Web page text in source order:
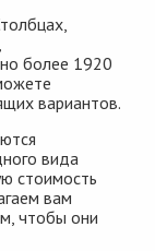
более 1920
вариантов.
вида
стоимость
вам
чтобы они